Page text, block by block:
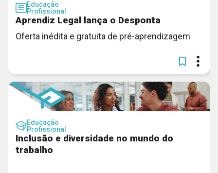
Educação
Profissional
Aprendiz Legal lança o Desponta
Oferta inédita e gratuita de pré-aprendizagem
Educação
Profissional
Inclusão e diversidade no mundo do
trabalho